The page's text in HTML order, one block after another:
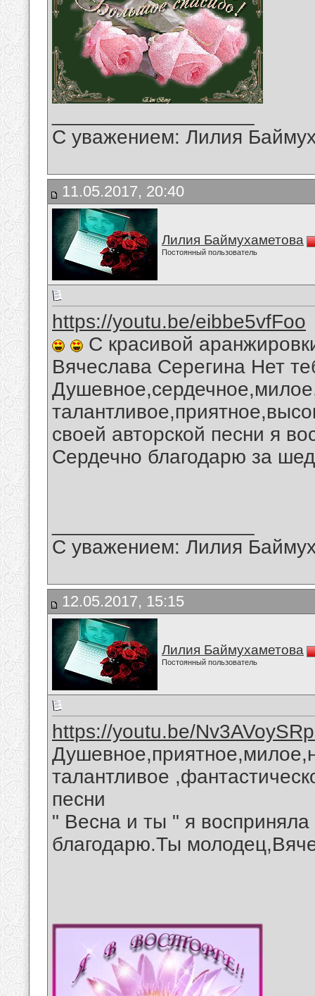
С уважением: Лилия
11.05.2017, 20:40
Лилия Баймухаметова
Постоянный пользователь
https://youtu.be/eibbe5vfFoo
С красивой
Вячеслава Серегина Нет
своей авторской песни я
Сердечно благодарю за
С уважением: Лилия
12.05.2017, 15:15
Лилия Баймухаметова
Постоянный пользователь
https://youtu.be/
талантливое
песни
" Весна и ты " я
благодарю.Ты